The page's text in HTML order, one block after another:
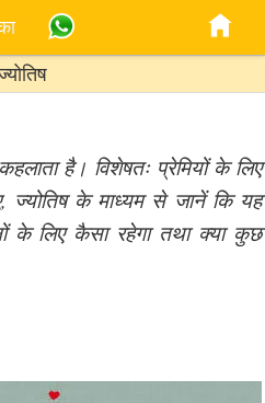
है। विशेषतः प्रेमियों के लिए
के माध्यम से जानें कि यह
लिए कैसा रहेगा तथा क्या कुछ